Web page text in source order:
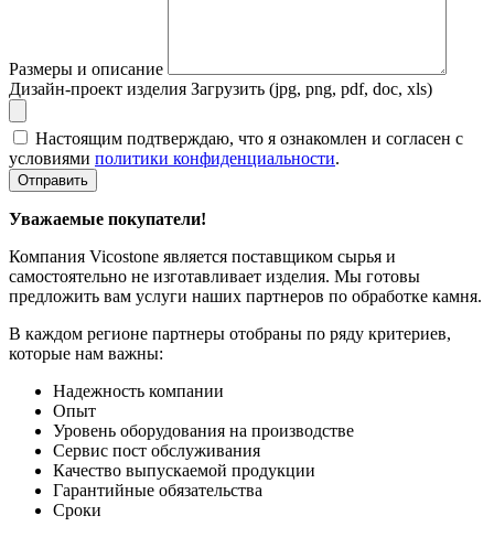
Размеры и описание
Дизайн-проект изделия Загрузить (jpg, png, pdf, doc, xls)
Настоящим подтверждаю, что я ознакомлен и согласен с
условиями политики конфиденциальности.
Отправить
Уважаемые покупатели!
Компания Vicostone является поставщиком сырья и
самостоятельно не изготавливает изделия. Мы готовы
предложить вам услуги наших партнеров по обработке камня.
В каждом регионе партнеры отобраны по ряду критериев,
которые нам важны:
Надежность компании
Опыт
Уровень оборудования на производстве
Сервис пост обслуживания
Качество выпускаемой продукции
Гарантийные обязательства
Сроки